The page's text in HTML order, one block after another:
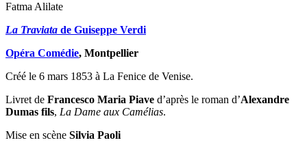
Fatma Alilate
La Traviata de Guiseppe Verdi
Opéra Comédie, Montpellier
Créé le 6 mars 1853 à La Fenice de Venise.
Livret de Francesco Maria Piave d’après le roman d’Alexandre
Dumas fils, La Dame aux Camélias.
Mise en scène Silvia Paoli